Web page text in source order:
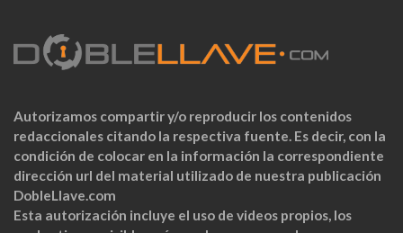
Autorizamos compartir y/o reproducir los contenidos
redaccionales citando la respectiva fuente. Es decir, con la
condición de colocar en la información la correspondiente
dirección url del material utilizado de nuestra publicación
DobleLlave.com
Esta autorización incluye el uso de videos propios, los